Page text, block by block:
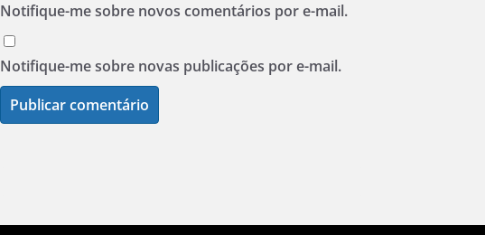
Notifique-me sobre novos comentários por e-mail.
Notifique-me sobre novas publicações por e-mail.